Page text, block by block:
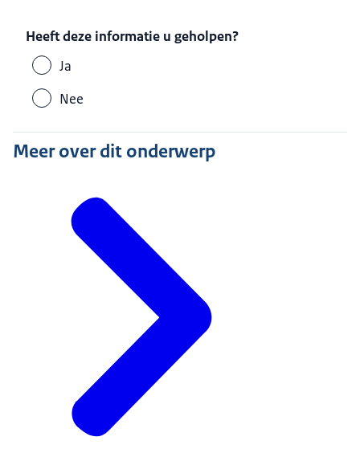
Heeft deze informatie u geholpen?
Ja
Nee
Meer over dit onderwerp